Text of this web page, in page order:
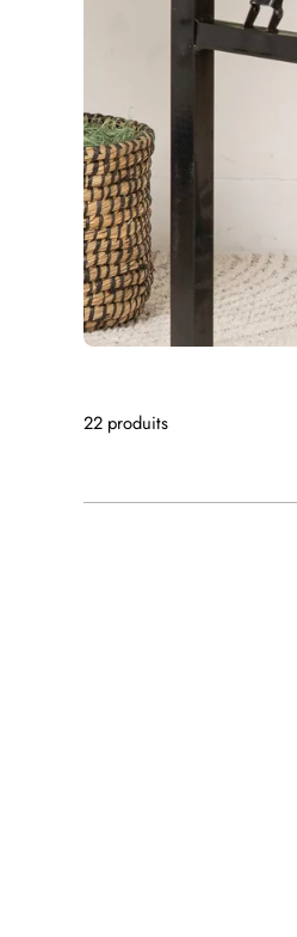
22 produits